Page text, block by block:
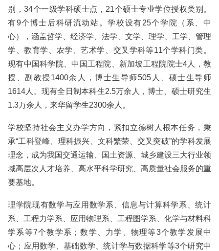
别，34个一级学科硕士点，21个硕士专业学位授权类别。
有9个博士后科研流动站。学校设有25个学院（系、中
心），涵盖哲学、经济学、法学、文学、理学、工学、管理
学、教育学、农学、艺术学、交叉学科等11个学科门类。
现有中国科学院、中国工程院、新加坡工程院院士4人，教
授、副教授1400余人，博士生导师505人、硕士生导师
1614人。现有全日制本科生2.5万余人，博士、硕士研究生
1.3万余人，来华留学生2300余人。
学校坚持社会主义办学方向，紧扣立德树人根本任务，秉
承“工科登峰、理科振兴、文科繁荣、交叉突破”的学科发展
理念，成为我国交通运输、国土资源、城乡建设三大行业领
域高层次人才培养、高水平科学研究、高质量社会服务的重
要基地。
理学院现有数学与应用数学系、信息与计算科学系、统计
系、工程力学系、应用物理系、工程图学系、化学与材料科
学系等7个教学系；数学、力学、物理等3个教学发展中
心；应用数学、基础数学、统计学与数据科学等3个研究中